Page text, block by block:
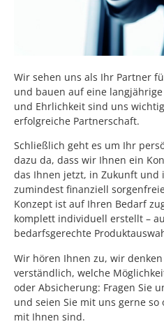
Wir sehen uns als Ihr Partner
und bauen auf eine
und Ehrlichkeit sind uns
erfolgreiche Partnerschaft.
Schließlich geht es um Ihr
dazu da, dass wir Ihnen ein
das Ihnen jetzt, in Zukunft und
zumindest finanziell
Konzept ist auf Ihren Bedarf
komplett individuell erstellt –
bedarfsgerechte
Wir hören Ihnen zu, wir
verständlich, welche
oder Absicherung: Fragen Sie
und seien Sie mit uns gerne
mit Ihnen sind.